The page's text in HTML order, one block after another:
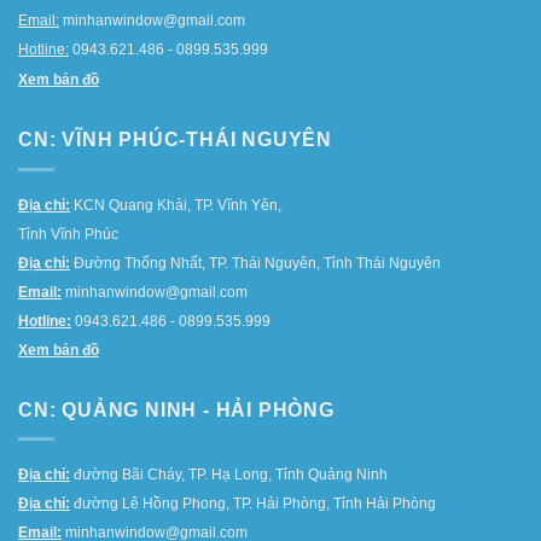
Email: minhanwindow@gmail.com
Hotline: 0943.621.486 - 0899.535.999
Xem bản đồ
CN: VĨNH PHÚC-THÁI NGUYÊN
Địa chỉ: KCN Quang Khải, TP. Vĩnh Yên,
Tỉnh Vĩnh Phúc
Địa chỉ: Đường Thống Nhất, TP. Thái Nguyên, Tỉnh Thái Nguyên
Email: minhanwindow@gmail.com
Hotline: 0943.621.486 - 0899.535.999
Xem bản đồ
CN: QUẢNG NINH - HẢI PHÒNG
Địa chỉ: đường Bãi Cháy, TP. Hạ Long, Tỉnh Quảng Ninh
Địa chỉ: đường Lê Hồng Phong, TP. Hải Phòng, Tỉnh Hải Phòng
Email: minhanwindow@gmail.com